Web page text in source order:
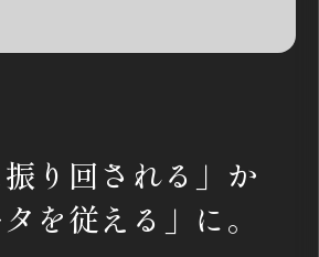
振り回される」か
タを従える」に。